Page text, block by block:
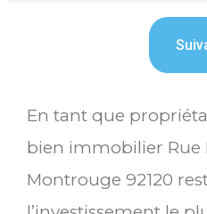
En tant que
bien immobilier Rue
Montrouge 92120